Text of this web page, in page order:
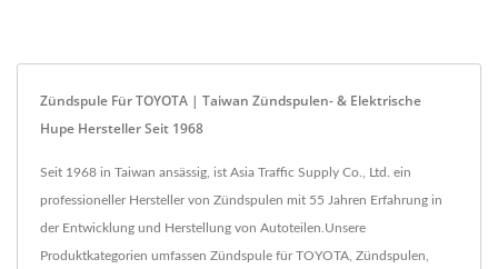
Zündspule Für TOYOTA | Taiwan Zündspulen- & Elektrische
Hupe Hersteller Seit 1968
Seit 1968 in Taiwan ansässig, ist Asia Traffic Supply Co., Ltd. ein
professioneller Hersteller von Zündspulen mit 55 Jahren Erfahrung in
der Entwicklung und Herstellung von Autoteilen.Unsere
Produktkategorien umfassen Zündspule für TOYOTA, Zündspulen,